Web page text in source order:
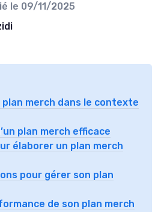
le 09/11/2025
plan merch dans le contexte
plan merch efficace
élaborer un plan merch
pour gérer son plan
de son plan merch